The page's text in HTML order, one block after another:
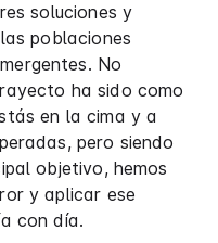
soluciones y
poblaciones
No
ha sido como
en la cima y a
pero siendo
objetivo, hemos
y aplicar ese
con día.